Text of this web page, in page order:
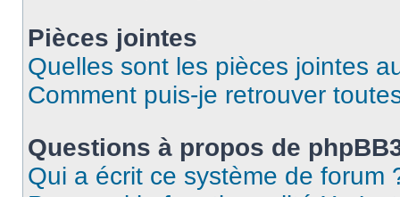
Pièces jointes
Quelles sont les pièces jointes
Comment puis-je retrouver
Questions à propos de
Qui a écrit ce système de forum